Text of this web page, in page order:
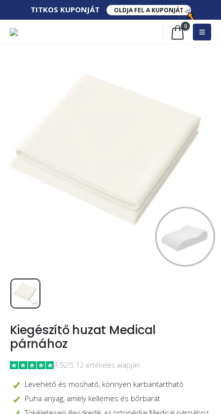
TITKOS​ KUPONJÁT​ OLDJA FEL A KUPONJÁT
0
Kiegészítő huzat Medical
párnához
4.92/5 12 értékelés alapján
Levehető és mosható, könnyen karbantartható
Puha anyag, amely kellemes és bőrbarát